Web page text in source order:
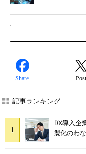
Share Post
記事ランキング
DX導入企
製化のわ